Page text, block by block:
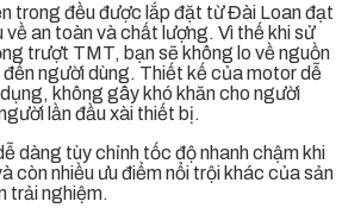
trong đều được lắp đặt từ Đài Loan đạt
về an toàn và chất lượng. Vì thế khi sử
trượt TMT, bạn sẽ không lo về nguồn
đến người dùng. Thiết kế của motor dễ
không gây khó khăn cho người
lần đầu xài thiết bị.
dàng tùy chỉnh tốc độ nhanh chậm khi
còn nhiều ưu điểm nổi trội khác của sản
trải nghiệm.